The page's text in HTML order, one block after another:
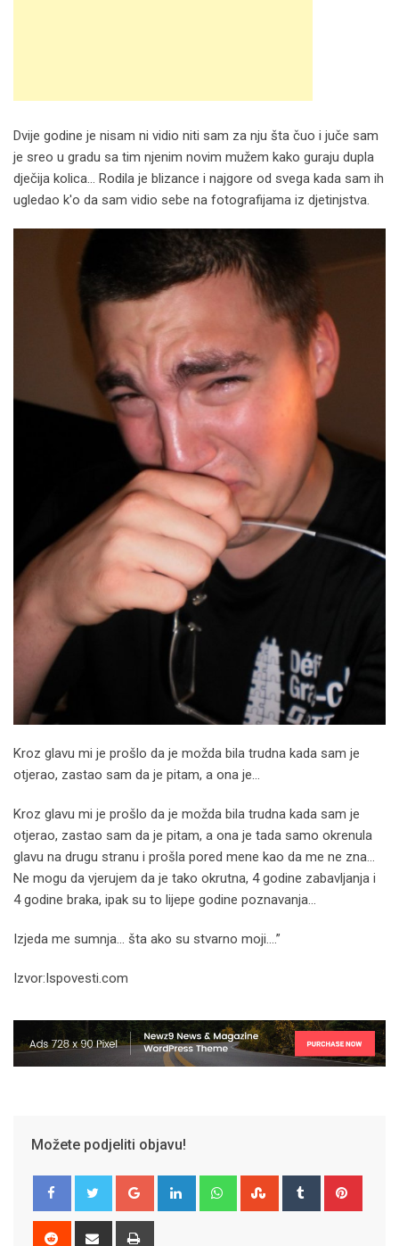
Dvije godine je nisam ni vidio niti sam za nju šta čuo i juče sam
je sreo u gradu sa tim njenim novim mužem kako guraju dupla
dječija kolica… Rodila je blizance i najgore od svega kada sam ih
ugledao k'o da sam vidio sebe na fotografijama iz djetinjstva.
Kroz glavu mi je prošlo da je možda bila trudna kada sam je
otjerao, zastao sam da je pitam, a ona je…
Kroz glavu mi je prošlo da je možda bila trudna kada sam je
otjerao, zastao sam da je pitam, a ona je tada samo okrenula
glavu na drugu stranu i prošla pored mene kao da me ne zna…
Ne mogu da vjerujem da je tako okrutna, 4 godine zabavljanja i
4 godine braka, ipak su to lijepe godine poznavanja…
Izjeda me sumnja… šta ako su stvarno moji….”
Izvor:Ispovesti.com
Možete podjeliti objavu!
Google+ LinkedIn WhatsappStumbleUpon
Tumblr
Reddit
Share